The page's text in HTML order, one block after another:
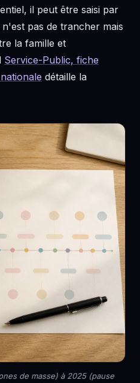
il peut être saisi par
pas de trancher mais
la famille et
Service-Public, fiche
détaille la
de masse) à 2025 (pause